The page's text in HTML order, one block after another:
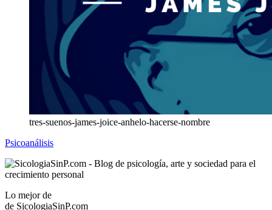
tres-suenos-james-joice-anhelo-hacerse-nombre
Psicoanálisis
Lo mejor de
de SicologiaSinP.com